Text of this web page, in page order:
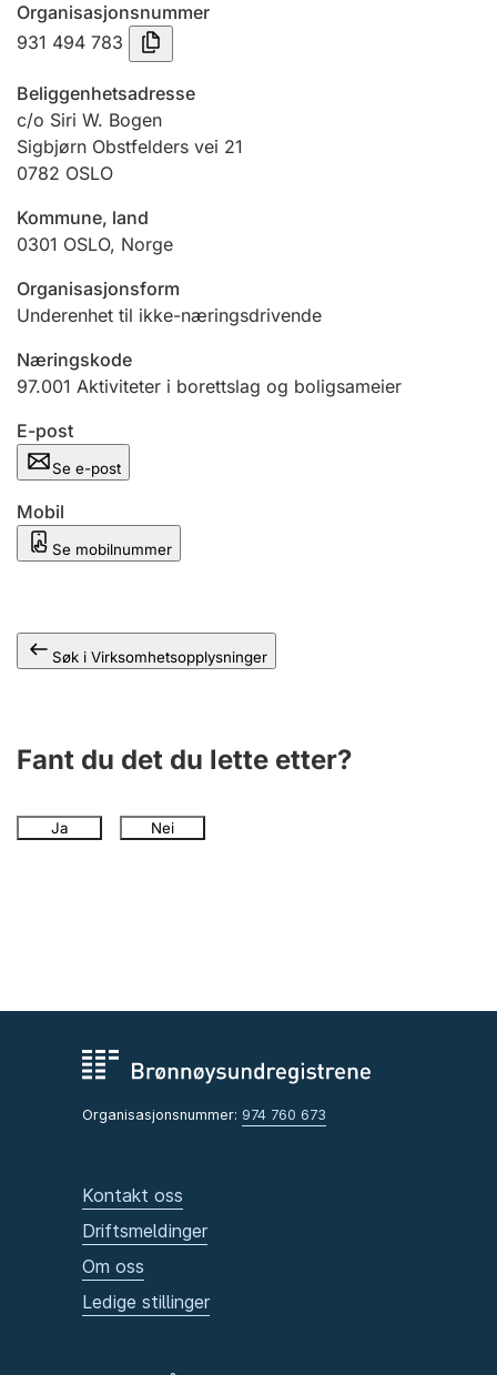
Tinglysing
Jeger
Betaling og jegeravgiftskort
Ektepaktveileder
Offentlig sektor
Andre tema
Organisasjonsnummer
931 494 783
Beliggenhetsadresse
c/o Siri W. Bogen
Sigbjørn Obstfelders vei 21
0782 OSLO
Kommune, land
0301 OSLO, Norge
Organisasjonsform
Underenhet til ikke-næringsdrivende
Næringskode
97.001 Aktiviteter i borettslag og boligsameier
E-post
Se e-post
Mobil
Se mobilnummer
Søk i Virksomhetsopplysninger
Fant du det du lette etter?
Ja Nei
Organisasjonsnummer: 974 760 673
Kontakt oss
Driftsmeldinger
Om oss
Ledige stillinger